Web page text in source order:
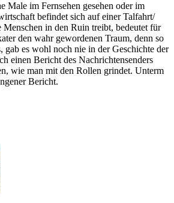
Male im Fernsehen gesehen oder im
befindet sich auf einer Talfahrt/
Menschen in den Ruin treibt, bedeutet für
den wahr gewordenen Traum, denn so
gab es wohl noch nie in der Geschichte der
einen Bericht des Nachrichtensenders
wie man mit den Rollen grindet. Unterm
Bericht.